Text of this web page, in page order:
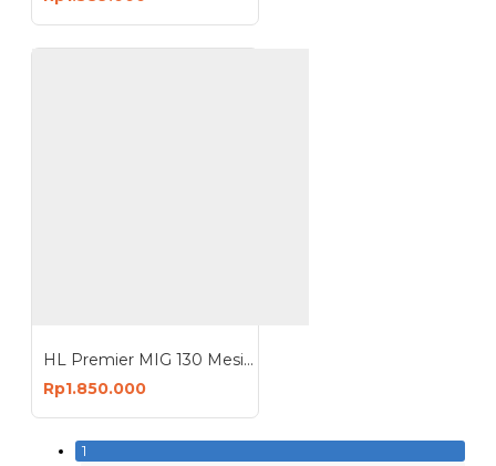
HL Premier MIG 130 Mesin Las Welding Machine Travo Inverter
Rp1.850.000
1